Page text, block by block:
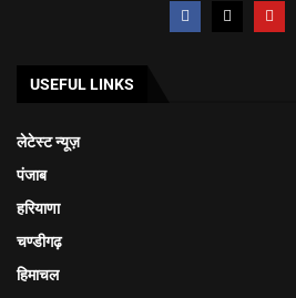
USEFUL LINKS
लेटेस्ट न्यूज़
पंजाब
हरियाणा
चण्डीगढ़
हिमाचल